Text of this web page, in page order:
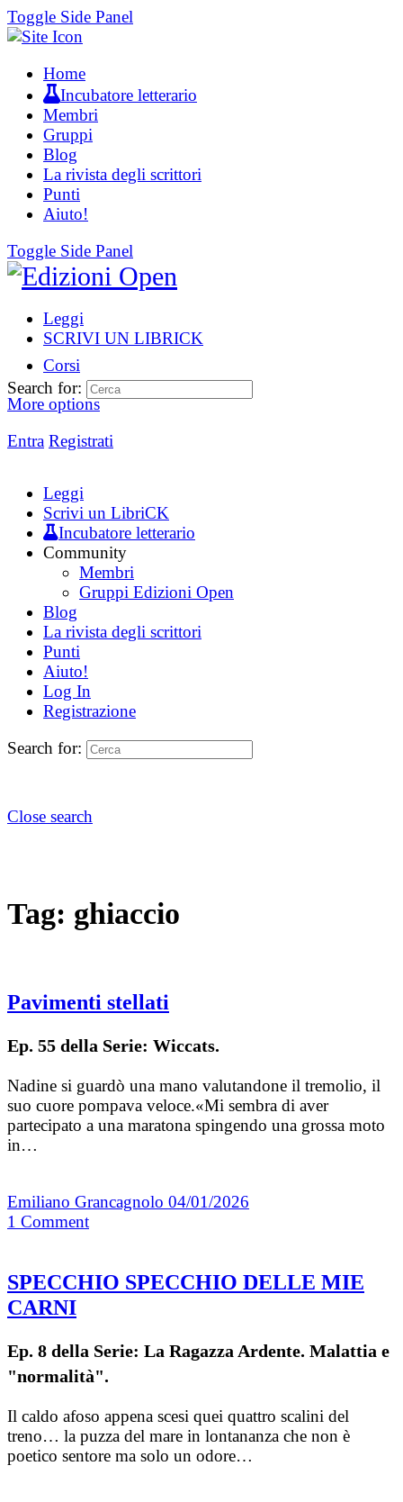
Toggle Side Panel
Home
Incubatore letterario
Membri
Gruppi
Blog
La rivista degli scrittori
Punti
Aiuto!
Toggle Side Panel
Leggi
SCRIVI UN LIBRICK
Corsi
More options
Entra Registrati
Search for:
Leggi
Scrivi un LibriCK
Incubatore letterario
Community
Membri
Gruppi Edizioni Open
Blog
La rivista degli scrittori
Punti
Aiuto!
Log In
Registrazione
Search for:
Close search
Tag: ghiaccio
Pavimenti stellati
Ep. 55 della Serie: Wiccats.
Nadine si guardò una mano valutandone il tremolio, il
suo cuore pompava veloce.«Mi sembra di aver
partecipato a una maratona spingendo una grossa moto
in…
Emiliano Grancagnolo 04/01/2026
1 Comment
SPECCHIO SPECCHIO DELLE MIE
CARNI
Ep. 8 della Serie: La Ragazza Ardente. Malattia e
"normalità".
Il caldo afoso appena scesi quei quattro scalini del
treno… la puzza del mare in lontananza che non è
poetico sentore ma solo un odore…